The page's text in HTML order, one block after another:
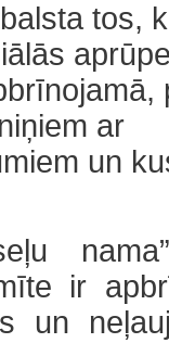
tos,
ar
un
ir
un